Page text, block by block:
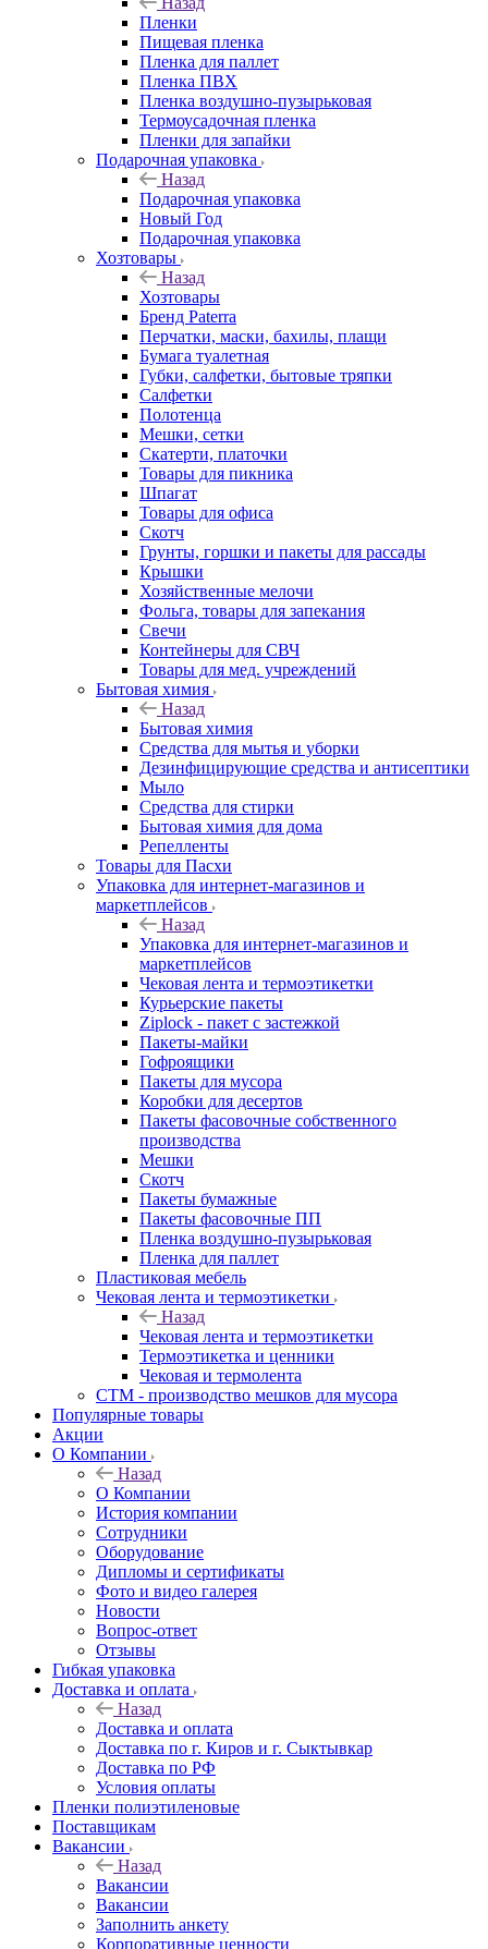
Пленки
Пищевая пленка
Пленка для паллет
Пленка ПВХ
Пленка воздушно-пузырьковая
Термоусадочная пленка
Пленки для запайки
Подарочная упаковка
Назад
Подарочная упаковка
Новый Год
Подарочная упаковка
Хозтовары
Назад
Хозтовары
Бренд Paterra
Перчатки, маски, бахилы, плащи
Бумага туалетная
Губки, салфетки, бытовые тряпки
Салфетки
Полотенца
Мешки, сетки
Скатерти, платочки
Товары для пикника
Шпагат
Товары для офиса
Скотч
Грунты, горшки и пакеты для рассады
Крышки
Хозяйственные мелочи
Фольга, товары для запекания
Свечи
Контейнеры для СВЧ
Товары для мед. учреждений
Бытовая химия
Назад
Бытовая химия
Средства для мытья и уборки
Дезинфицирующие средства и антисептики
Мыло
Средства для стирки
Бытовая химия для дома
Репелленты
Товары для Пасхи
Упаковка для интернет-магазинов и
маркетплейсов
Назад
Упаковка для интернет-магазинов и
маркетплейсов
Чековая лента и термоэтикетки
Курьерские пакеты
Ziplock - пакет с застежкой
Пакеты-майки
Гофроящики
Пакеты для мусора
Коробки для десертов
Пакеты фасовочные собственного
производства
Мешки
Скотч
Пакеты бумажные
Пакеты фасовочные ПП
Пленка воздушно-пузырьковая
Пленка для паллет
Пластиковая мебель
Чековая лента и термоэтикетки
Назад
Чековая лента и термоэтикетки
Термоэтикетка и ценники
Чековая и термолента
СТМ - производство мешков для мусора
Популярные товары
Акции
О Компании
Назад
О Компании
История компании
Сотрудники
Оборудование
Дипломы и сертификаты
Фото и видео галерея
Новости
Вопрос-ответ
Отзывы
Гибкая упаковка
Доставка и оплата
Назад
Доставка и оплата
Доставка по г. Киров и г. Сыктывкар
Доставка по РФ
Условия оплаты
Пленки полиэтиленовые
Поставщикам
Вакансии
Назад
Вакансии
Вакансии
Заполнить анкету
Корпоративные ценности